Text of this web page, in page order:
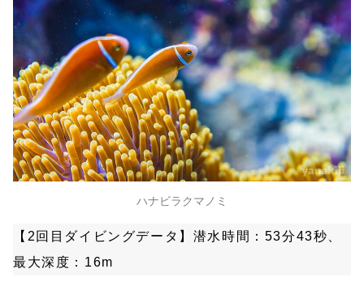
ハナビラクマノミ
【2回目ダイビングデータ】潜水時間：53分43秒、
最大深度：16m